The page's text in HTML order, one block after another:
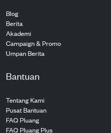
Blog
Berita
Akademi
Campaign & Promo
Umpan Berita
Bantuan
Tentang Kami
Pusat Bantuan
FAQ Pluang
FAQ Pluang Plus